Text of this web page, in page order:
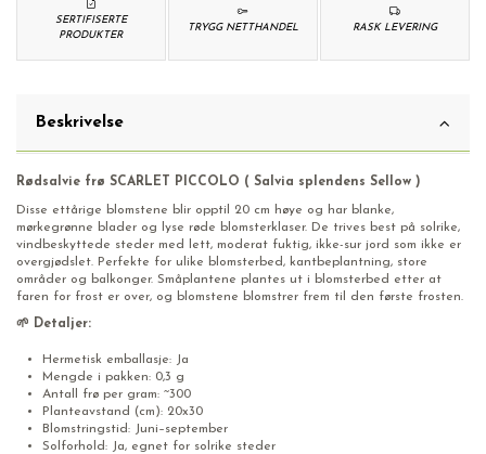
RASK LEVERING
TRYGG NETTHANDEL
SERTIFISERTE
PRODUKTER
Beskrivelse
Rødsalvie frø SCARLET PICCOLO ( Salvia splendens Sellow )
Disse ettårige blomstene blir opptil 20 cm høye og har blanke,
mørkegrønne blader og lyse røde blomsterklaser. De trives best på solrike,
vindbeskyttede steder med lett, moderat fuktig, ikke-sur jord som ikke er
overgjødslet. Perfekte for ulike blomsterbed, kantbeplantning, store
områder og balkonger. Småplantene plantes ut i blomsterbed etter at
faren for frost er over, og blomstene blomstrer frem til den første frosten.
🌱 Detaljer:
Hermetisk emballasje: Ja
Mengde i pakken: 0,3 g
Antall frø per gram: ~300
Planteavstand (cm): 20x30
Blomstringstid: Juni–september
Solforhold: Ja, egnet for solrike steder